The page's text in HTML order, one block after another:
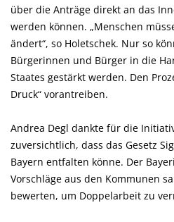
über die Anträge direkt an das
werden können. „Menschen
ändert“, so Holetschek. Nur so
Bürgerinnen und Bürger in die
Staates gestärkt werden. Den
Druck“ vorantreiben.
Andrea Degl dankte für die
zuversichtlich, dass das Gesetz
Bayern entfalten könne. Der
Vorschläge aus den Kommunen
bewerten, um Doppelarbeit zu